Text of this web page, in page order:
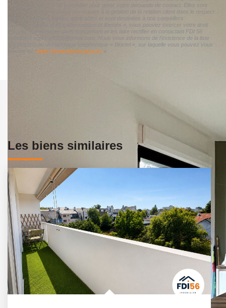
informatisé par FDI 56 immobilier pour gérer votre demande de contact. Elles sont
conservées pour la durée nécessaire à la gestion de la relation client dans le respect
des prescriptions légales applicables et sont destinées à nos conseillers
Conformément à la loi « informatique et libertés », vous pouvez exercer votre droit
d'accès aux données vous concernant et les faire rectifier en contactant FDI 56
immobilier agence.fdi56@gmail.com. Nous vous informons de l'existence de la liste
d'opposition au démarchage téléphonique « Bloctel », sur laquelle vous pouvez vous
https://www.bloctel.gouv.fr/»
Les biens similaires